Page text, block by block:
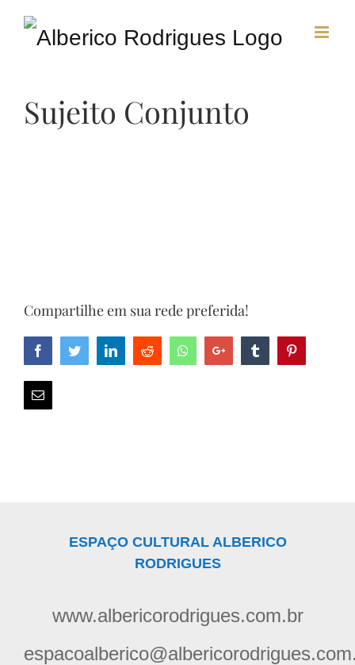
Skip
content
Sujeito Conjunto
Compartilhe em sua rede preferida!
FacebookTwitterLinkedInReddit WhatsappGoogle+ Tumblr
Email
ESPAÇO CULTURAL ALBERICO
RODRIGUES
www.albericorodrigues.com.br